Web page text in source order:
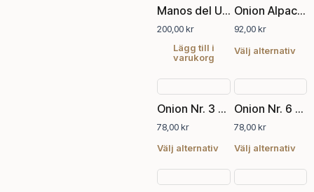
alternativen
Manos del Uruguay Maxima Svart
200,00kr
Lägg till i
varukorg
Onion Alpacka+Merino+Nässla
92,00kr
Välj alternativ
på
Onion Nr. 3 Ekologisk Ull+Nässla
78,00kr
Välj alternativ
produkten
flera
De
olika
Onion Nr. 6 Ekologisk Ull+Nässla
78,00kr
Välj alternativ
De